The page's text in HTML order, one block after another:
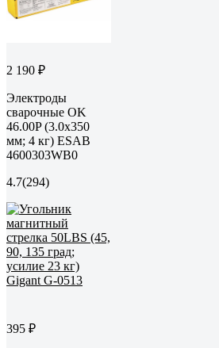
2 190 ₽
Электроды
сварочные OK
46.00P (3.0х350
мм; 4 кг) ESAB
4600303WB0
4.7(294)
395 ₽